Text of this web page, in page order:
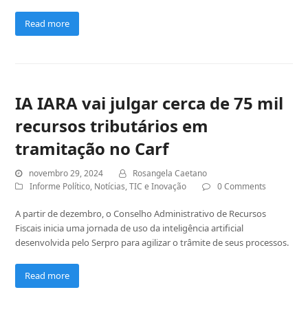
Read more
IA IARA vai julgar cerca de 75 mil
recursos tributários em
tramitação no Carf
novembro 29, 2024
Rosangela Caetano
Informe Político, Notícias,TIC e Inovação 0 Comments
A partir de dezembro, o Conselho Administrativo de Recursos
Fiscais inicia uma jornada de uso da inteligência artificial
desenvolvida pelo Serpro para agilizar o trâmite de seus processos.
Read more